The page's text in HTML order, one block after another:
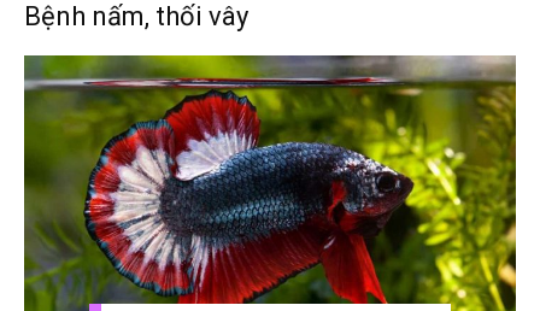
Bệnh nấm, thối vây